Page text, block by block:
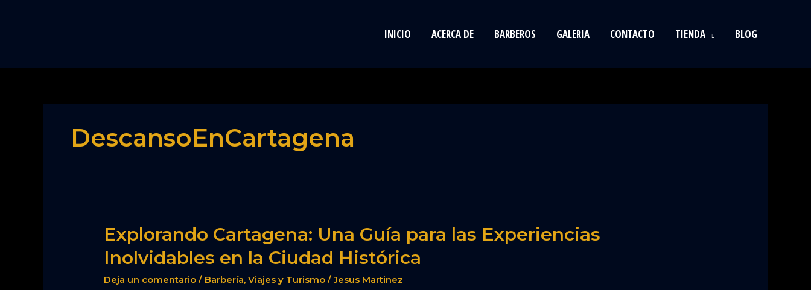
INICIO ACERCA DE BARBEROS GALERIA CONTACTO TIENDA BLOG
DescansoEnCartagena
Explorando Cartagena: Una Guía para las Experiencias
Inolvidables en la Ciudad Histórica
Deja un comentario / Barbería,Viajes y Turismo /Jesus Martinez
Explorando
Cartagena:
Una
Guía
para